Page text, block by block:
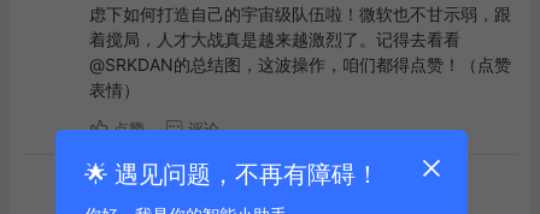
虑下如何打造自己的宇宙级队伍啦！微软也不甘示弱，跟
着搅局，人才大战真是越来越激烈了。记得去看看
@SRKDAN的总结图，这波操作，咱们都得点赞！（点赞
表情）
点赞 评论
到底啦
🌟 遇见问题，不再有障碍！